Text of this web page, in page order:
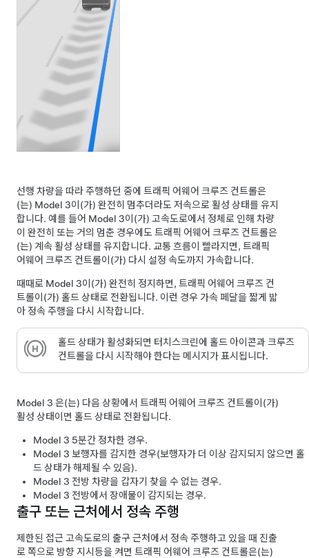
선행 차량을 따라 주행하던 중에 트래픽 어웨어 크루즈 컨트롤은
(는) Model 3이(가) 완전히 멈추더라도 저속으로 활성 상태를 유지
합니다. 예를 들어 Model 3이(가) 고속도로에서 정체로 인해 차량
이 완전히 또는 거의 멈춘 경우에도트래픽 어웨어 크루즈 컨트롤은
(는) 계속 활성 상태를 유지합니다. 교통 흐름이 빨라지면, 트래픽
어웨어 크루즈 컨트롤이(가) 다시 설정 속도까지 가속합니다.
때때로 Model 3이(가) 완전히 정지하면, 트래픽 어웨어 크루즈 컨
트롤이(가) 홀드 상태로 전환됩니다. 이런 경우 가속 페달을 짧게 밟
아 정속 주행을 다시 시작합니다.
홀드 상태가 활성화되면 터치스크린에 홀드 아이콘과 크루즈
컨트롤을 다시 시작해야 한다는 메시지가 표시됩니다.
Model 3 은(는) 다음 상황에서 트래픽 어웨어 크루즈 컨트롤이(가)
활성 상태이면 홀드 상태로 전환됩니다.
Model 3 5분간 정차한 경우.
Model 3 보행자를 감지한 경우(보행자가 더 이상 감지되지 않으면 홀
드 상태가 해제될 수 있음).
Model 3 전방 차량을 갑자기 찾을 수 없는 경우.
Model 3 전방에서 장애물이 감지되는 경우.
출구 또는 근처에서 정속 주행
제한된 접근 고속도로의 출구 근처에서 정속 주행하고 있을 때 진출
로 쪽으로 방향 지시등을 켜면 트래픽 어웨어 크루즈 컨트롤은(는)